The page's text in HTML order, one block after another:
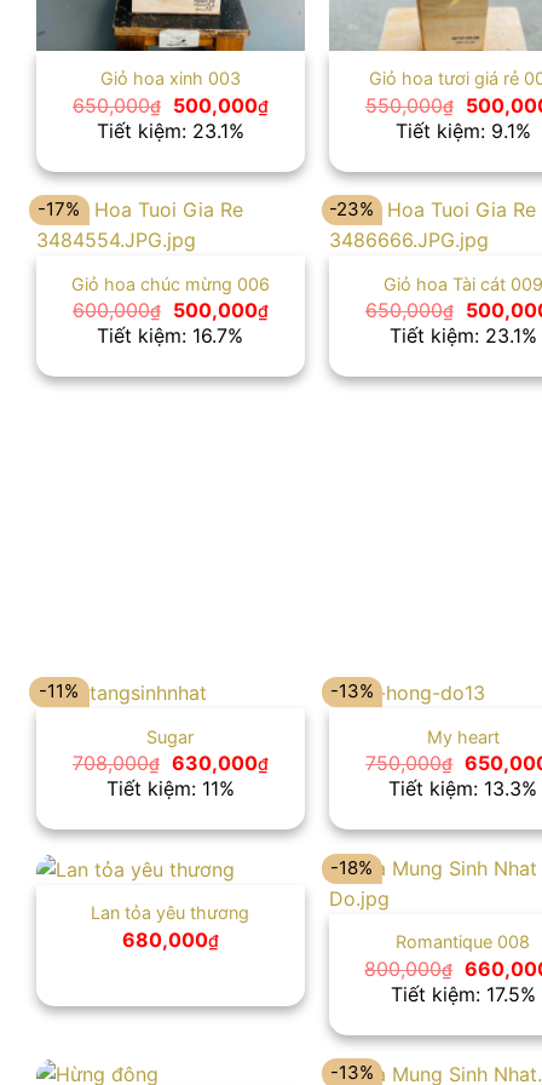
Giỏ hoa xinh 003
650,000₫
Giá
gốc
là:
500,000₫Giá
hiện
500,000₫.
Tiết kiệm: 23.1%
Giỏ hoa tươi giá rẻ
550,000₫
Giá
gốc
là:
Tiết kiệm: 9.1%
-17%
Giỏ hoa chúc mừng 006
600,000₫
Giá
gốc
là:
500,000₫Giá
hiện
500,000₫.
Tiết kiệm: 16.7%
-23%
Giỏ hoa Tài cát 009
650,000₫
Giá
gốc
là:
Tiết kiệm: 23.1%
-11%
Sugar
708,000₫ Giá
gốc
là:
630,000₫Giá
hiện
630,000₫.
Tiết kiệm: 11%
-13%
My heart
750,000₫ Giá
gốc
là:
Tiết kiệm: 13.3%
Lan tỏa yêu thương
680,000₫
-18%
Romantique 008
800,000₫ Giá
gốc
là:
Tiết kiệm: 17.5%
-13%